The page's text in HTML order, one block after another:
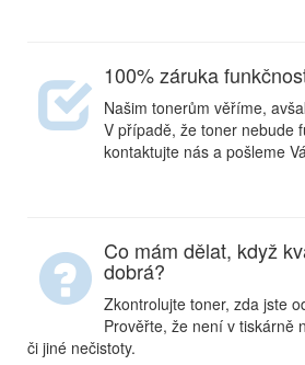
100% záruka
Našim tonerům věříme,
V případě, že toner nebude
kontaktujte nás a pošleme
Co mám dělat, když
dobrá?
Zkontrolujte toner, zda jste
Prověřte, že není v tiskárně
či jiné nečistoty.